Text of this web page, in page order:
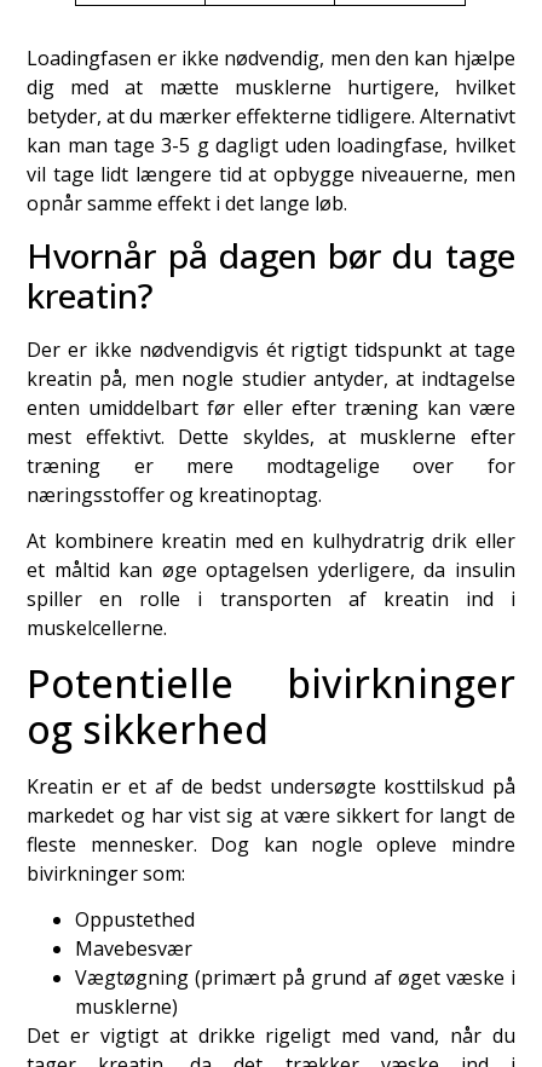
Loadingfasen er ikke nødvendig, men den kan hjælpe
dig med at mætte musklerne hurtigere, hvilket
betyder, at du mærker effekterne tidligere. Alternativt
kan man tage 3-5 g dagligt uden loadingfase, hvilket
vil tage lidt længere tid at opbygge niveauerne, men
opnår samme effekt i det lange løb.
Hvornår på dagen bør du tage
kreatin?
Der er ikke nødvendigvis ét rigtigt tidspunkt at tage
kreatin på, men nogle studier antyder, at indtagelse
enten umiddelbart før eller efter træning kan være
mest effektivt. Dette skyldes, at musklerne efter
træning er mere modtagelige over for
næringsstoffer og kreatinoptag.
At kombinere kreatin med en kulhydratrig drik eller
et måltid kan øge optagelsen yderligere, da insulin
spiller en rolle i transporten af kreatin ind i
muskelcellerne.
Potentielle bivirkninger
og sikkerhed
Kreatin er et af de bedst undersøgte kosttilskud på
markedet og har vist sig at være sikkert for langt de
fleste mennesker. Dog kan nogle opleve mindre
bivirkninger som:
Oppustethed
Mavebesvær
Vægtøgning (primært på grund af øget væske i
musklerne)
Det er vigtigt at drikke rigeligt med vand, når du